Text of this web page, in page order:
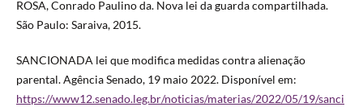
ROSA, Conrado Paulino da. Nova lei da guarda compartilhada.
São Paulo: Saraiva, 2015.
SANCIONADA lei que modifica medidas contra alienação
parental. Agência Senado, 19 maio 2022. Disponível em:
https://www12.senado.leg.br/noticias/materias/2022/05/19/sanci